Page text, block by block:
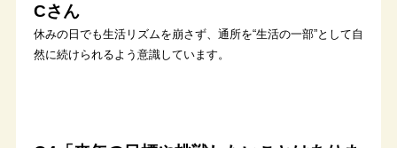
Cさん
休みの日でも生活リズムを崩さず、通所を“生活の一部”として自
然に続けられるよう意識しています。